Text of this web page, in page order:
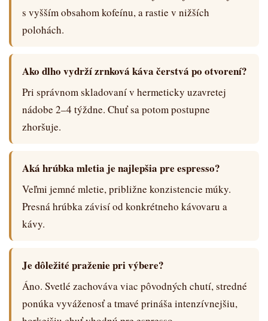
s vyšším obsahom kofeínu, a rastie v nižších
polohách.
Ako dlho vydrží zrnková káva čerstvá po otvorení?
Pri správnom skladovaní v hermeticky uzavretej
nádobe 2–4 týždne. Chuť sa potom postupne
zhoršuje.
Aká hrúbka mletia je najlepšia pre espresso?
Veľmi jemné mletie, približne konzistencie múky.
Presná hrúbka závisí od konkrétneho kávovaru a
kávy.
Je dôležité praženie pri výbere?
Áno. Svetlé zachováva viac pôvodných chutí, stredné
ponúka vyváženosť a tmavé prináša intenzívnejšiu,